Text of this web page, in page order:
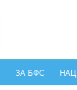
ЗА БФС